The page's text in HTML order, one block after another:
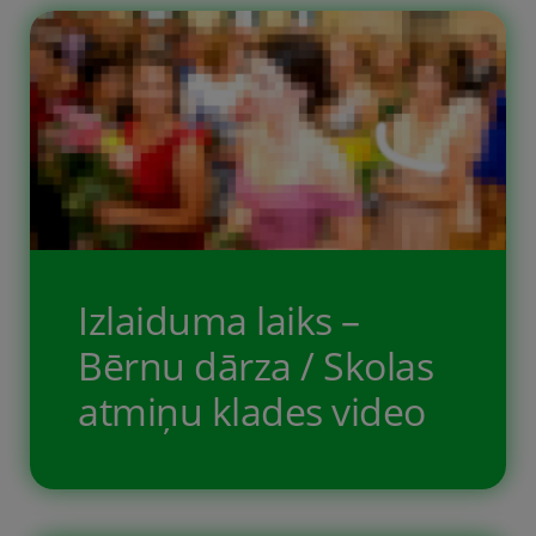
salīdzinoši vecas spēles, jo tās ir
pieejamas par daudz draudzīgākām
cenām […]
Izlaiduma laiks –
Bērnu dārza / Skolas
atmiņu klades video